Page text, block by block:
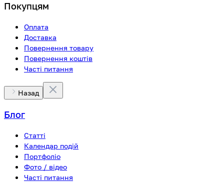
Покупцям
Оплата
Доставка
Повернення товару
Повернення коштів
Часті питання
Назад
Блог
Статті
Календар подій
Портфоліо
Фото / відео
Часті питання